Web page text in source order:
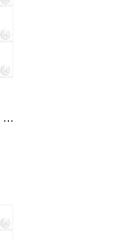
Czajnik domowy z gwizdkiem ze stali nierdzewnej CW-T074